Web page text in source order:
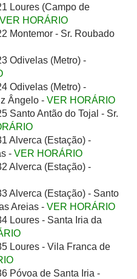
Loures (Campo de
VER HORÁRIO
Montemor - Sr. Roubado
Odivelas (Metro) -
Odivelas (Metro) -
Ângelo - VER HORÁRIO
Santo Antão do Tojal - Sr.
Alverca (Estação) -
- VER HORÁRIO
Alverca (Estação) -
Alverca (Estação) - Santo
Areias - VER HORÁRIO
Loures - Santa Iria da
Loures - Vila Franca de
Póvoa de Santa Iria -